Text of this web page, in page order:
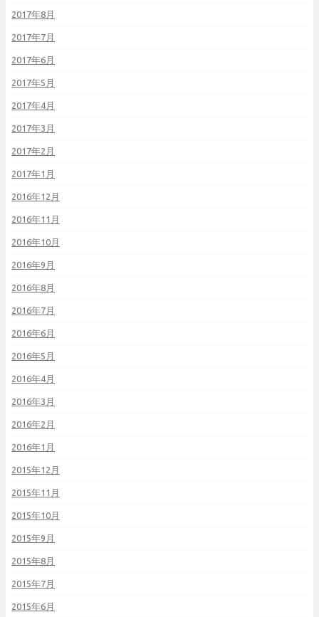
2017年8月
2017年7月
2017年6月
2017年5月
2017年4月
2017年3月
2017年2月
2017年1月
2016年12月
2016年11月
2016年10月
2016年9月
2016年8月
2016年7月
2016年6月
2016年5月
2016年4月
2016年3月
2016年2月
2016年1月
2015年12月
2015年11月
2015年10月
2015年9月
2015年8月
2015年7月
2015年6月